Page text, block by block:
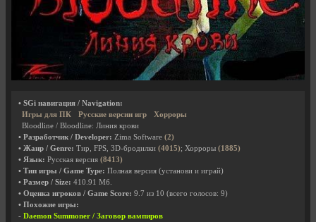
• SGi навигация / Navigation:
Игры для ПК
Русские версии игр
Хорроры
Bloodline / Bloodline: Линия крови
• Разработчик / Developer: Zima Software (2)
• Жанр / Genre: Тир, FPS, 3D-бродилки (4015); Хорроры (1885)
• Язык: Русская версия (8413)
• Тип игры / Game Type: Полная версия (установи и играй)
• Размер / Size: 410.91 Мб.
• Оценка игроков / Game Score: 9.7 из 10 (всего голосов: 9)
• Похожие игры:
- Daemon Summoner / Заговор вампиров